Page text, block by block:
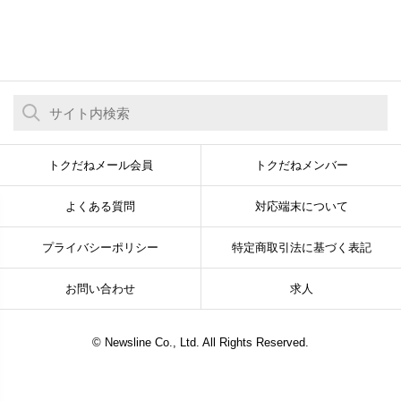
トクだねメール会員 トクだねメンバー
よくある質問 対応端末について
プライバシーポリシー 特定商取引法に基づく表記
お問い合わせ 求人
© Newsline Co., Ltd. All Rights Reserved.